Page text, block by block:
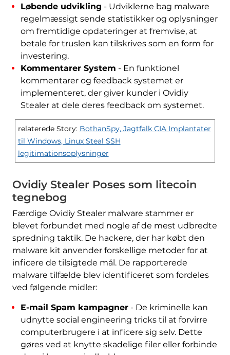
Løbende udvikling - Udviklerne bag malware
regelmæssigt sende statistikker og oplysninger
om fremtidige opdateringer at fremvise, at
betale for truslen kan tilskrives som en form for
investering.
Kommentarer System - En funktionel
kommentarer og feedback systemet er
implementeret, der giver kunder i Ovidiy
Stealer at dele deres feedback om systemet.
relaterede Story: BothanSpy, Jagtfalk CIA Implantater
til Windows, Linux Steal SSH
legitimationsoplysninger
Ovidiy Stealer Poses som litecoin
tegnebog
Færdige Ovidiy Stealer malware stammer er
blevet forbundet med nogle af de mest udbredte
spredning taktik. De hackere, der har købt den
malware kit anvender forskellige metoder for at
inficere de tilsigtede mål. De rapporterede
malware tilfælde blev identificeret som fordeles
ved følgende midler:
E-mail Spam kampagner- De kriminelle kan
udnytte social engineering tricks til at forvirre
computerbrugere i at inficere sig selv. Dette
gøres ved at knytte skadelige filer eller forbinde